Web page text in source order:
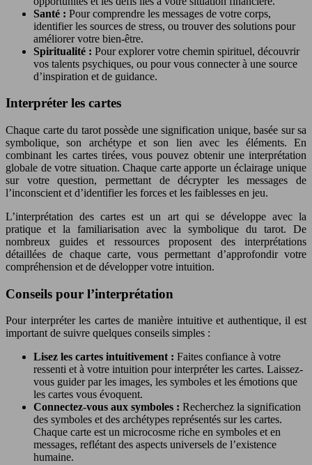
Santé : Pour comprendre les messages de votre corps,
identifier les sources de stress, ou trouver des solutions pour
améliorer votre bien-être.
Spiritualité : Pour explorer votre chemin spirituel, découvrir
vos talents psychiques, ou pour vous connecter à une source
d’inspiration et de guidance.
Interpréter les cartes
Chaque carte du tarot possède une signification unique, basée sur sa
symbolique, son archétype et son lien avec les éléments. En
combinant les cartes tirées, vous pouvez obtenir une interprétation
globale de votre situation. Chaque carte apporte un éclairage unique
sur votre question, permettant de décrypter les messages de
l’inconscient et d’identifier les forces et les faiblesses en jeu.
L’interprétation des cartes est un art qui se développe avec la
pratique et la familiarisation avec la symbolique du tarot. De
nombreux guides et ressources proposent des interprétations
détaillées de chaque carte, vous permettant d’approfondir votre
compréhension et de développer votre intuition.
Conseils pour l’interprétation
Pour interpréter les cartes de manière intuitive et authentique, il est
important de suivre quelques conseils simples :
Lisez les cartes intuitivement : Faites confiance à votre
ressenti et à votre intuition pour interpréter les cartes. Laissez-
vous guider par les images, les symboles et les émotions que
les cartes vous évoquent.
Connectez-vous aux symboles : Recherchez la signification
des symboles et des archétypes représentés sur les cartes.
Chaque carte est un microcosme riche en symboles et en
messages, reflétant des aspects universels de l’existence
humaine.